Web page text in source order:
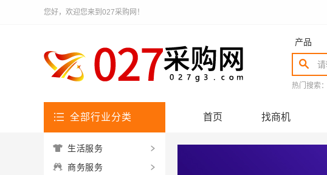
您好，欢迎您来到027采购网！
产品
热门搜索：
全部行业分类 首页 找商机
生活服务
商务服务